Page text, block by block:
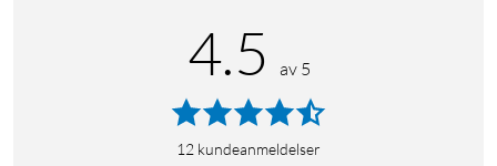
4.5 av 5
12 kundeanmeldelser